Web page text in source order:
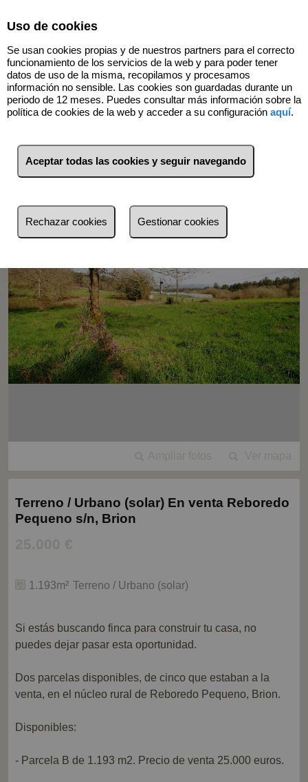
Volver
Terreno / Urbano (solar) En venta Reboredo
Pequeno s/n, Brion
1.193m² Terreno / Urbano (solar)
Si estás buscando finca para construir tu casa, no
puedes dejar pasar esta oportunidad.
Dos parcelas disponibles, de cinco que estaban a la
venta, en el núcleo rural de Reboredo Pequeno, Brion.
Disponibles:
- Parcela B de 1.193 m2. Precio de venta 25.000 euros.
Uso de cookies
Se usan cookies propias y de nuestros partners para el correcto
funcionamiento de los servicios de la web y para poder tener
datos de uso de la misma, recopilamos y procesamos
información no sensible. Las cookies son guardadas durante un
periodo de 12 meses. Puedes consultar más información sobre la
política de cookies de la web y acceder a su configuración aquí.
Aceptar todas las cookies y seguir navegando
Rechazar cookies Gestionar cookies